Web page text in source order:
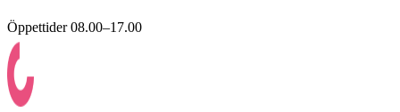
Öppettider 08.00–17.00